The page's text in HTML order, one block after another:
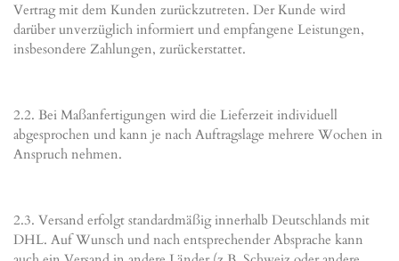
Vertrag mit dem Kunden zurückzutreten. Der Kunde wird
darüber unverzüglich informiert und empfangene Leistungen,
insbesondere Zahlungen, zurückerstattet.
2.2. Bei Maßanfertigungen wird die Lieferzeit individuell
abgesprochen und kann je nach Auftragslage mehrere Wochen in
Anspruch nehmen.
2.3. Versand erfolgt standardmäßig innerhalb Deutschlands mit
DHL. Auf Wunsch und nach entsprechender Absprache kann